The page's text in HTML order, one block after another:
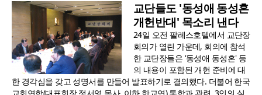
교단들도 '동성애 동성혼
개헌반대' 목소리 낸다
24일 오전 팔레스호텔에서 교단장
회의가 열린 가운데, 회의에 참석
한 교단장들은 '동성애 동성혼' 등
의 내용이 포함된 개헌 준비에 대
한 경각심을 갖고 성명서를 만들어 발표하기로 결의했다. 더불어 한국